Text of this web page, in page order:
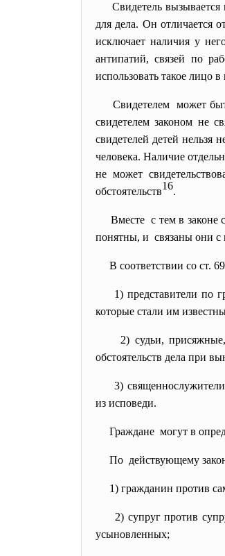
Свидетель
для дела. Он отличается
исключает наличия у
антипатий, связей по
использовать такое лицо в
Свидетелем может
свидетелем законом не
свидетелей детей нельзя
человека. Наличие
не может
обстоятельств16.
Вместе с тем в законе
понятны, и связаны они с
В соответствии со ст.
1) представители по
которые стали им
2) судьи,
обстоятельств дела при
3)
из исповеди.
Граждане могут в
По действующему
1) гражданин против
2) супруг против
усыновленных;